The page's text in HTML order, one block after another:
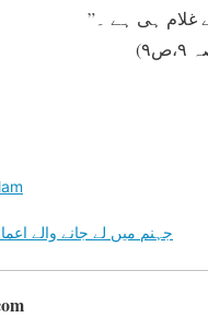
غلام ہی ہے ۔”
جہنم میں لے جانے والے